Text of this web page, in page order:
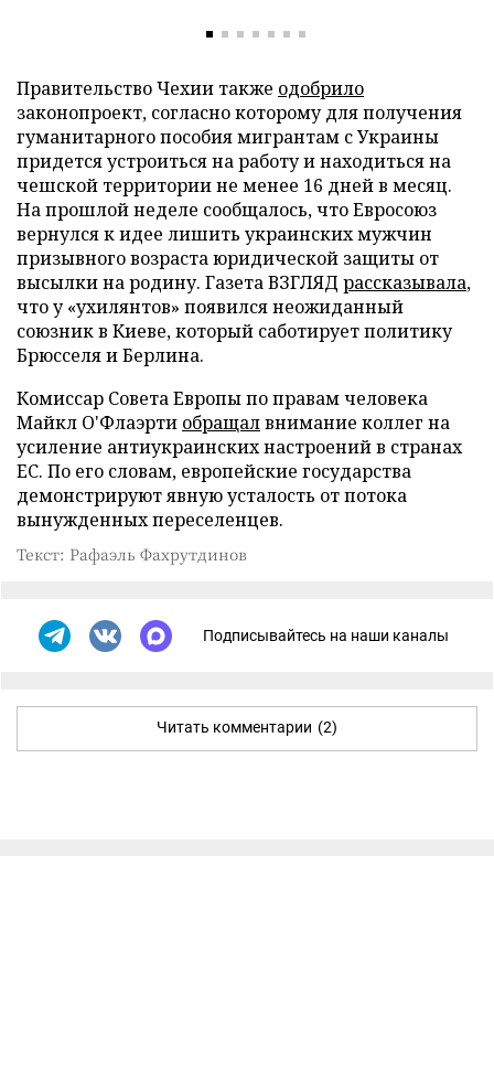
Правительство Чехии также одобрило
законопроект, согласно которому для получения
гуманитарного пособия мигрантам с Украины
придется устроиться на работу и находиться на
чешской территории не менее 16 дней в месяц.
На прошлой неделе сообщалось, что Евросоюз
вернулся к идее лишить украинских мужчин
призывного возраста юридической защиты от
высылки на родину. Газета ВЗГЛЯД рассказывала,
что у «ухилянтов» появился неожиданный
союзник в Киеве, который саботирует политику
Брюсселя и Берлина.
Комиссар Совета Европы по правам человека
Майкл О'Флаэрти обращалвнимание коллег на
усиление антиукраинских настроений в странах
ЕС. По его словам, европейские государства
демонстрируют явную усталость от потока
вынужденных переселенцев.
Текст: Рафаэль Фахрутдинов
Подписывайтесь на наши каналы
Читать комментарии (2)